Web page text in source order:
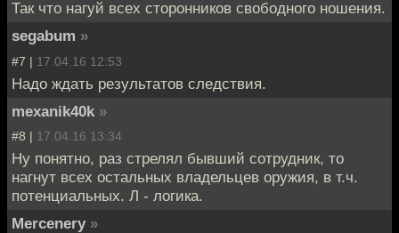
Так что нагуй всех сторонников свободного ношения.
segabum »
#7 | 17.04.16 12:53
Надо ждать результатов следствия.
mexanik40k »
#8 | 17.04.16 13:34
Ну понятно, раз стрелял бывший сотрудник, то
нагнут всех остальных владельцев оружия, в т.ч.
потенциальных. Л - логика.
Mercenery »